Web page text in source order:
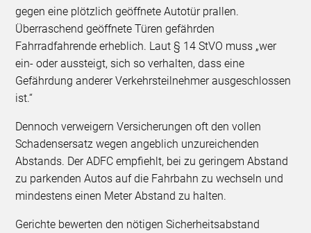
gegen eine plötzlich geöffnete Autotür prallen.
Überraschend geöffnete Türen gefährden
Fahrradfahrende erheblich. Laut § 14 StVO muss „wer
ein- oder aussteigt, sich so verhalten, dass eine
Gefährdung anderer Verkehrsteilnehmer ausgeschlossen
ist.“
Dennoch verweigern Versicherungen oft den vollen
Schadensersatz wegen angeblich unzureichenden
Abstands. Der ADFC empfiehlt, bei zu geringem Abstand
zu parkenden Autos auf die Fahrbahn zu wechseln und
mindestens einen Meter Abstand zu halten.
Gerichte bewerten den nötigen Sicherheitsabstand